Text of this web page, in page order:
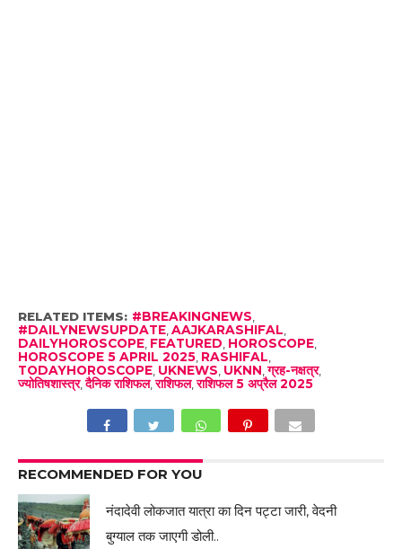
RELATED ITEMS: #BREAKINGNEWS
#DAILYNEWSUPDATE, AAJKARASHIFAL
DAILYHOROSCOPE, FEATURED HOROSCOPE,
HOROSCOPE 5 APRIL 2025, RASHIFAL
TODAYHOROSCOPE, UKNEWS UKNN ,ग्रह-नक्षत्र,
ज्योतिषशास्त्र,दैनिक राशिफल,राशिफल,राशिफल 5 अप्रैल 2025
RECOMMENDED FOR YOU
नंदादेवी लोकजात यात्रा का दिन पट्टा जारी, वेदनी
बुग्याल तक जाएगी डोली..